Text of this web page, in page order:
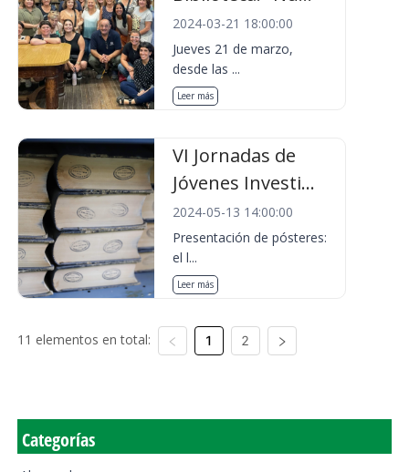
2024-03-21 18:00:00
Jueves 21 de marzo,
desde las ...
Leer más
VI Jornadas de
Jóvenes Investi...
2024-05-13 14:00:00
Presentación de pósteres:
el l...
Leer más
11 elementos en total: 1 2
Categorías